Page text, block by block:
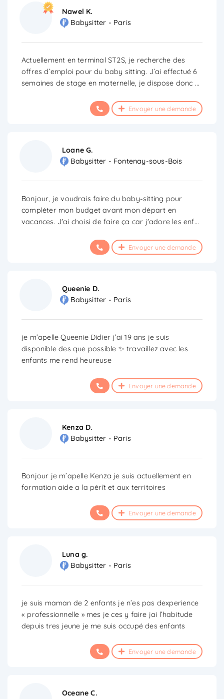
Nawel K.
Babysitter - Paris
Actuellement en terminal ST2S, je recherche des
offres d’emploi pour du baby sitting. J’ai effectué 6
semaines de stage en maternelle, je dispose donc ...
Envoyer une demande
Loane G.
Babysitter - Fontenay-sous-Bois
Bonjour, je voudrais faire du baby-sitting pour
compléter mon budget avant mon départ en
vacances. J'ai choisi de faire ça car j'adore les enf...
Envoyer une demande
Queenie D.
Babysitter - Paris
je m’apelle Queenie Didier j’ai 19 ans je suis
disponible des que possible ✨ travaillez avec les
enfants me rend heureuse
Envoyer une demande
Kenza D.
Babysitter - Paris
Bonjour je m’apelle Kenza je suis actuellement en
formation aide a la pérît et aux territoires
Envoyer une demande
Luna g.
Babysitter - Paris
je suis maman de 2 enfants je n’es pas dexperience
« professionnelle » mes je ces y faire jai l’habitude
depuis tres jeune je me suis occupé des enfants
Envoyer une demande
Oceane C.